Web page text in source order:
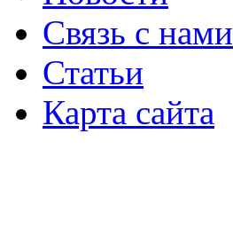
Связь с нами
Статьи
Карта сайта